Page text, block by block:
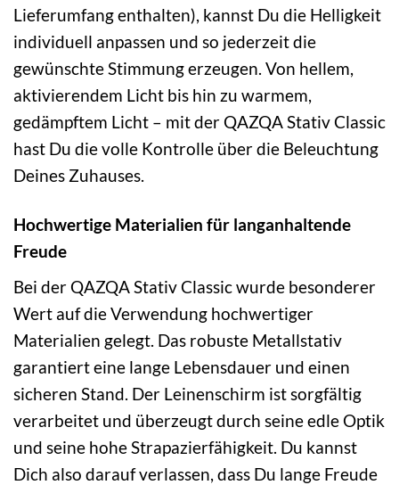
Lieferumfang enthalten), kannst Du die Helligkeit
individuell anpassen und so jederzeit die
gewünschte Stimmung erzeugen. Von hellem,
aktivierendem Licht bis hin zu warmem,
gedämpftem Licht – mit der QAZQA Stativ Classic
hast Du die volle Kontrolle über die Beleuchtung
Deines Zuhauses.
Hochwertige Materialien für langanhaltende
Freude
Bei der QAZQA Stativ Classic wurde besonderer
Wert auf die Verwendung hochwertiger
Materialien gelegt. Das robuste Metallstativ
garantiert eine lange Lebensdauer und einen
sicheren Stand. Der Leinenschirm ist sorgfältig
verarbeitet und überzeugt durch seine edle Optik
und seine hohe Strapazierfähigkeit. Du kannst
Dich also darauf verlassen, dass Du lange Freude